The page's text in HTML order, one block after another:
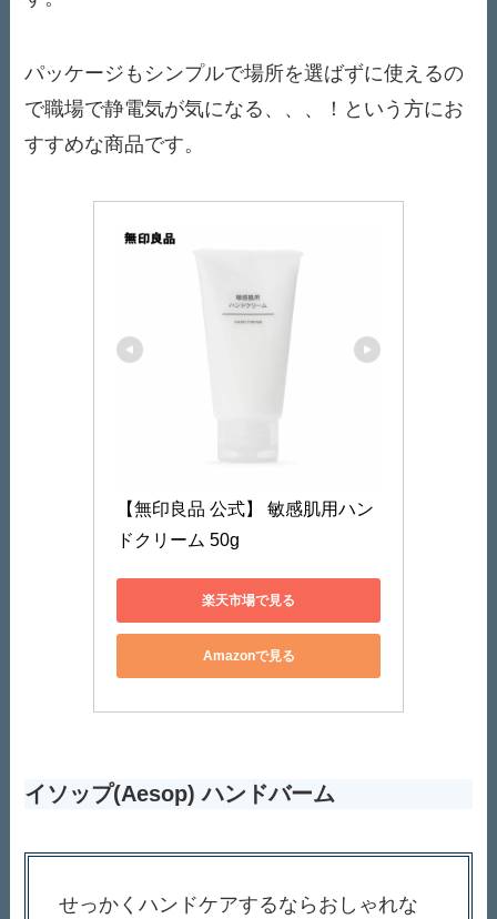
パッケージもシンプルで場所を選ばずに使えるの
で職場で静電気が気になる、、、！という方にお
すすめな商品です。
【無印良品 公式】 敏感肌用ハン
ドクリーム 50g
楽天市場で見る
Amazonで見る
イソップ(Aesop) ハンドバーム
せっかくハンドケアするならおしゃれな